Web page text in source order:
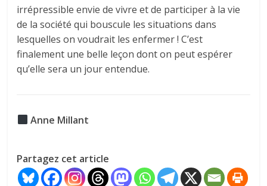
irrépressible envie de vivre et de participer à la vie
de la société qui bouscule les situations dans
lesquelles on voudrait les enfermer ! C’est
finalement une belle leçon dont on peut espérer
qu’elle sera un jour entendue.
Anne Millant
Partagez cet article